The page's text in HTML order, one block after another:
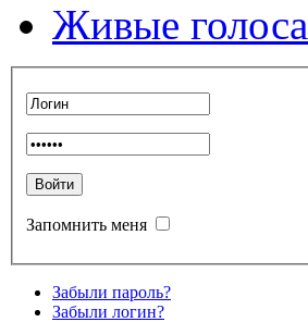
Живые голоса
Запомнить меня
Забыли пароль?
Забыли логин?